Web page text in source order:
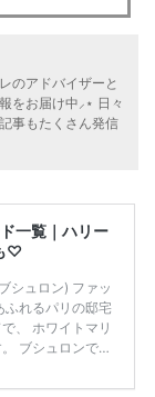
のアドバイザーと
をお届け中⸝⋆ 日々
事もたくさん発信
一覧｜ハリー
♡
シュロン) ファッ
ふれるパリの邸宅
、 ホワイトマリ
ブシュロンで特
結婚指輪に選ばれ